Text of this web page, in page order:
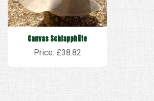
Canvas Schlapphüte
Price: £38.82